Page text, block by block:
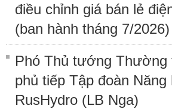
điều chỉnh giá bán lẻ
(ban hành tháng 7/2026)
Phó Thủ tướng Thường
phủ tiếp Tập đoàn
RusHydro (LB Nga)